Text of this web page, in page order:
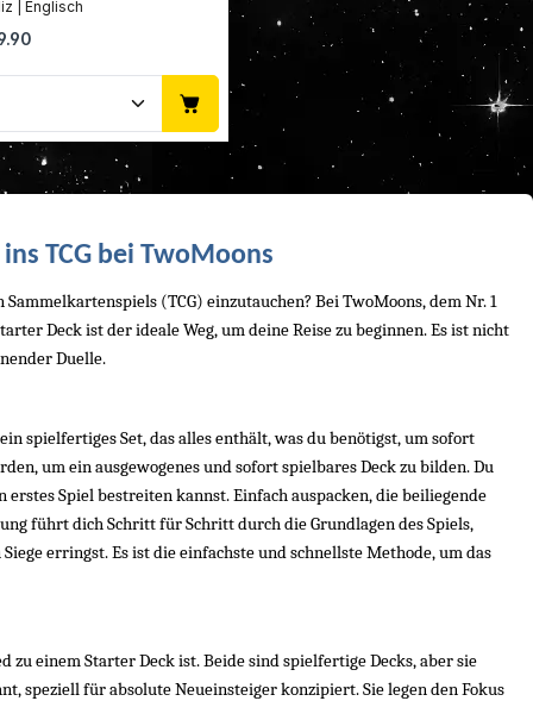
benutze die Schaltflächen um
Wert ein oder benutze
Resendiz | Englisch
Preis:
Anzahl: Gib den gewünschten
TCG bei TwoMoons
(TCG) einzutauchen? Bei TwoMoons, dem Nr. 1
Deck ist der ideale Weg, um deine Reise zu beginnen. Es ist nicht
Duelle.
spielfertiges Set, das alles enthält, was du benötigst, um sofort
um ein ausgewogenes und sofort spielbares Deck zu bilden. Du
Spiel bestreiten kannst. Einfach auspacken, die beiliegende
führt dich Schritt für Schritt durch die Grundlagen des Spiels,
erringst. Es ist die einfachste und schnellste Methode, um das
einem Starter Deck ist. Beide sind spielfertige Decks, aber sie
speziell für absolute Neueinsteiger konzipiert. Sie legen den Fokus